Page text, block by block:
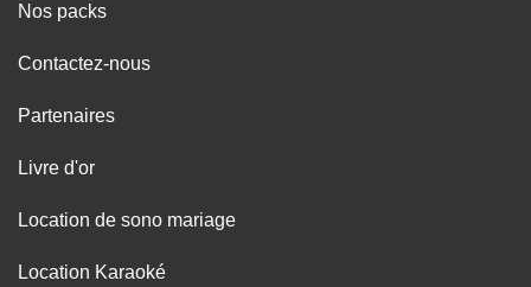
Nos packs
Contactez-nous
Partenaires
Livre d'or
Location de sono mariage
Location Karaoké